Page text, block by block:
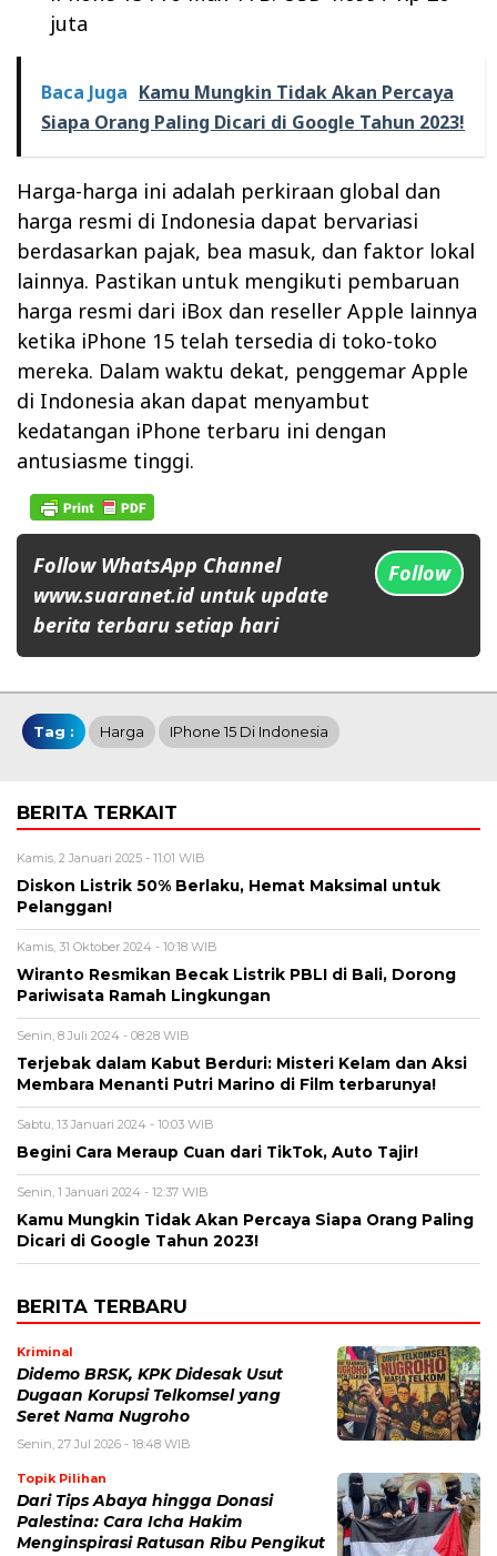
juta
Baca Juga Kamu Mungkin Tidak Akan Percaya
Siapa Orang Paling Dicari di Google Tahun 2023!
Harga-harga ini adalah perkiraan global dan
harga resmi di Indonesia dapat bervariasi
berdasarkan pajak, bea masuk, dan faktor lokal
lainnya. Pastikan untuk mengikuti pembaruan
harga resmi dari iBox dan reseller Apple lainnya
ketika iPhone 15 telah tersedia di toko-toko
mereka. Dalam waktu dekat, penggemar Apple
di Indonesia akan dapat menyambut
kedatangan iPhone terbaru ini dengan
antusiasme tinggi.
Follow WhatsApp Channel
www.suaranet.id untuk update
berita terbaru setiap hari
Follow
Tag : Harga IPhone 15 Di Indonesia
BERITA TERKAIT
Kamis, 2 Januari 2025 - 11:01 WIB
Diskon Listrik 50% Berlaku, Hemat Maksimal untuk
Pelanggan!
Kamis, 31 Oktober 2024 - 10:18 WIB
Wiranto Resmikan Becak Listrik PBLI di Bali, Dorong
Pariwisata Ramah Lingkungan
Senin, 8 Juli 2024 - 08:28 WIB
Terjebak dalam Kabut Berduri: Misteri Kelam dan Aksi
Membara Menanti Putri Marino di Film terbarunya!
Sabtu, 13 Januari 2024 - 10:03 WIB
Begini Cara Meraup Cuan dari TikTok, Auto Tajir!
Senin, 1 Januari 2024 - 12:37 WIB
Kamu Mungkin Tidak Akan Percaya Siapa Orang Paling
Dicari di Google Tahun 2023!
BERITA TERBARU
Kriminal
Didemo BRSK, KPK Didesak Usut
Dugaan Korupsi Telkomsel yang
Seret Nama Nugroho
Senin, 27 Jul 2026 - 18:48 WIB
Topik Pilihan
Dari Tips Abaya hingga Donasi
Palestina: Cara Icha Hakim
Menginspirasi Ratusan Ribu Pengikut